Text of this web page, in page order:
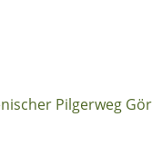
Pilgerweg